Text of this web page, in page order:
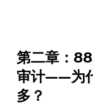
第二章：
审计——为
多？